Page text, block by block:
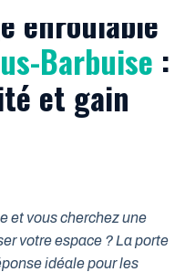
enroulable
Barbuise :
et gain
et vous cherchez une
votre espace ? La porte
idéale pour les